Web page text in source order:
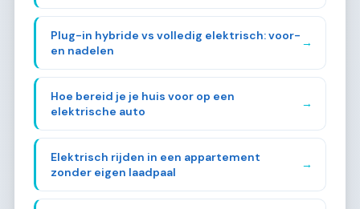
Plug-in hybride vs volledig elektrisch: voor-
en nadelen
→
Hoe bereid je je huis voor op een
elektrische auto
→
Elektrisch rijden in een appartement
zonder eigen laadpaal
→